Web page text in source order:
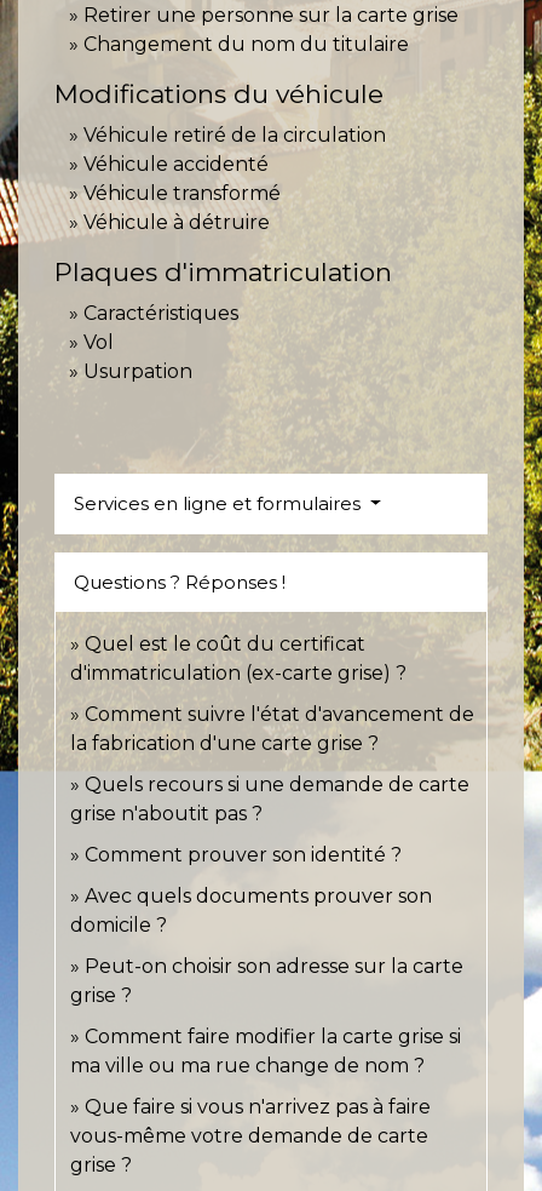
Retirer une personne sur la carte grise
Changement du nom du titulaire
Modifications du véhicule
Véhicule retiré de la circulation
Véhicule accidenté
Véhicule transformé
Véhicule à détruire
Plaques d'immatriculation
Caractéristiques
Vol
Usurpation
Services en ligne et formulaires
Questions ? Réponses !
Quel est le coût du certificat
d'immatriculation (ex-carte grise) ?
Comment suivre l'état d'avancement de
la fabrication d'une carte grise ?
Quels recours si une demande de carte
grise n'aboutit pas ?
Comment prouver son identité ?
Avec quels documents prouver son
domicile ?
Peut-on choisir son adresse sur la carte
grise ?
Comment faire modifier la carte grise si
ma ville ou ma rue change de nom ?
Que faire si vous n'arrivez pas à faire
vous-même votre demande de carte
grise ?